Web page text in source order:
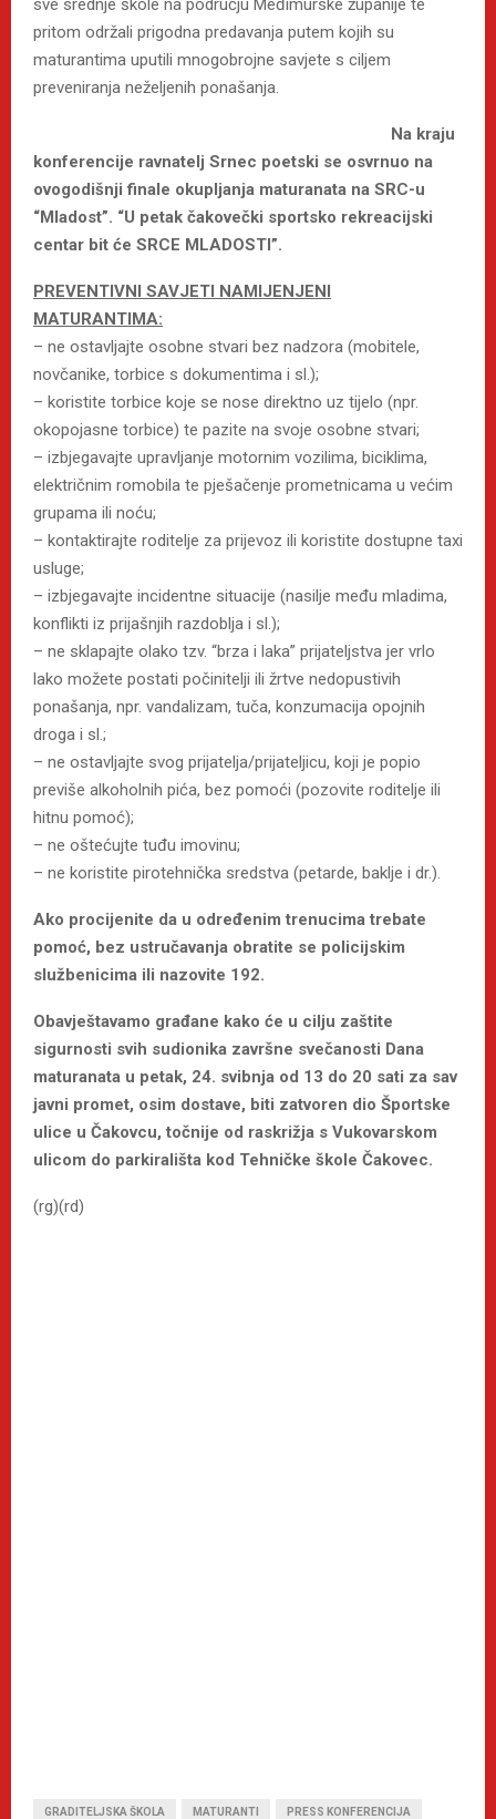
pritom održali prigodna predavanja putem kojih su
maturantima uputili mnogobrojne savjete s ciljem
preveniranja neželjenih ponašanja.
Na kraju
konferencije ravnatelj Srnec poetski se osvrnuo na
ovogodišnji finale okupljanja maturanata na SRC-u
“Mladost”. “U petak čakovečki sportsko rekreacijski
centar bit će SRCE MLADOSTI”.
PREVENTIVNI SAVJETI NAMIJENJENI
MATURANTIMA:
– ne ostavljajte osobne stvari bez nadzora (mobitele,
novčanike, torbice s dokumentima i sl.);
– koristite torbice koje se nose direktno uz tijelo (npr.
okopojasne torbice) te pazite na svoje osobne stvari;
– izbjegavajte upravljanje motornim vozilima, biciklima,
električnim romobila te pješačenje prometnicama u većim
grupama ili noću;
– kontaktirajte roditelje za prijevoz ili koristite dostupne taxi
usluge;
– izbjegavajte incidentne situacije (nasilje među mladima,
konflikti iz prijašnjih razdoblja i sl.);
– ne sklapajte olako tzv. “brza i laka” prijateljstva jer vrlo
lako možete postati počinitelji ili žrtve nedopustivih
ponašanja, npr. vandalizam, tuča, konzumacija opojnih
droga i sl.;
– ne ostavljajte svog prijatelja/prijateljicu, koji je popio
previše alkoholnih pića, bez pomoći (pozovite roditelje ili
hitnu pomoć);
– ne oštećujte tuđu imovinu;
– ne koristite pirotehnička sredstva (petarde, baklje i dr.).
Ako procijenite da u određenim trenucima trebate
pomoć, bez ustručavanja obratite se policijskim
službenicima ili nazovite 192.
Obavještavamo građane kako će u cilju zaštite
sigurnosti svih sudionika završne svečanosti Dana
maturanata u petak, 24. svibnja od 13 do 20 sati za sav
javni promet, osim dostave, biti zatvoren dio Športske
ulice u Čakovcu, točnije od raskrižja s Vukovarskom
ulicom do parkirališta kod Tehničke škole Čakovec.
(rg)(rd)
GRADITELJSKA ŠKOLA MATURANTI PRESS KONFERENCIJA